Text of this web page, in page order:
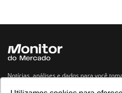
Notícias, análises e dados para você